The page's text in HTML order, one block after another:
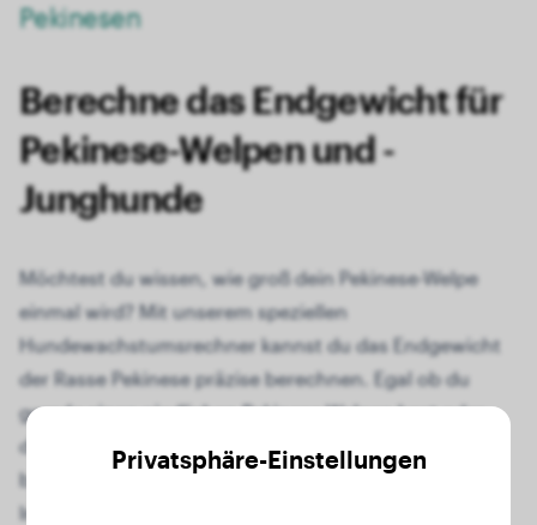
Pekinesen
Berechne das Endgewicht für
Pekinese-Welpen und -
Junghunde
Möchtest du wissen, wie groß dein Pekinese-Welpe
einmal wird? Mit unserem speziellen
Hundewachstumsrechner kannst du das Endgewicht
der Rasse Pekinese präzise berechnen. Egal ob du
gerade einen niedlichen Pekinese-Welpen hast oder
dein Junghund heranwächst, unser
benutzerfreundliches Tool liefert dir wertvolle
Informationen.
Privatsphäre-Einstellungen